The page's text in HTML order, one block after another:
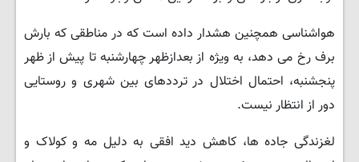
هواشناسی همچنین هشدار داده است که در مناطقی که بارش
برف رخ می دهد، به ویژه از بعدازظهر چهارشنبه تا پیش از ظهر
پنجشنبه، احتمال اختلال در ترددهای بین شهری و روستایی
دور از انتظار نیست.
لغزندگی جاده ها، کاهش دید افقی به دلیل مه و کولاک و